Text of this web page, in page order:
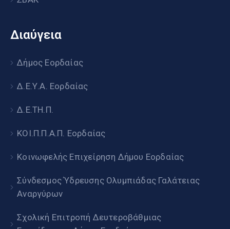
Διαύγεια
Δήμος Εορδαίας
Δ.Ε.Υ.Α. Εορδαίας
Δ.Ε.ΤΗ.Π.
ΚΟΙ.Π.Π.Α.Π. Εορδαίας
Κοινωφελής Επιχείρηση Δήμου Εορδαίας
Σύνδεσμος Ύδρευσης Ολυμπιάδας Γαλάτειας
Αναργύρων
Σχολική Επιτροπή Δευτεροβάθμιας